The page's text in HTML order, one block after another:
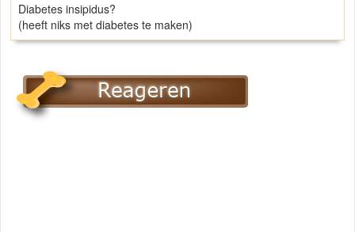
Diabetes insipidus?
(heeft niks met diabetes te maken)